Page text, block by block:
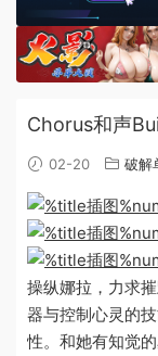
Chorus和声
02-20 破解
操纵娜拉，力求
器与控制心灵的
性。和她有知觉